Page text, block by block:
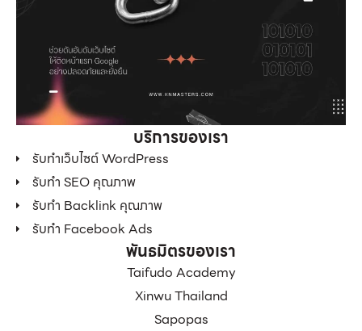
บริการของเรา
รับทำเว็บไซต์ WordPress
รับทำ SEO คุณภาพ
รับทำ Backlink คุณภาพ
รับทำ Facebook Ads
พันธมิตรของเรา
Taifudo Academy
Xinwu Thailand
Sapopas